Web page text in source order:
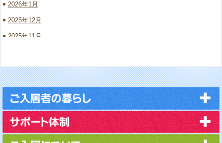
2026年1月
2025年12月
2025年11月
2025年9月
2025年8月
2025年7月
2025年6月
2025年5月